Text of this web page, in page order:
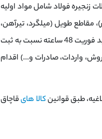
زنجیره فولاد شامل مواد اولیه
طویل (میلگرد، تیرآهن،
مفتول) و مصنوعات فولادی (انواع لوله و پروفیل) در سامانه جامعه تجارت، با قید فوریت 48 ساعته نسبت به ثبت
واردات، صادرات و...) اقدام
طبق قوانینکالا هایقاچاق